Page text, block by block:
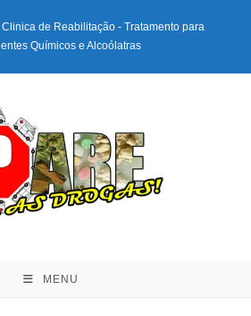
de Reabilitação - Tratamento para
Químicos e Alcoólatras
MENU